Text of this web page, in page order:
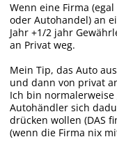
Wenn eine Firma
oder Autohandel) an
Jahr +1/2 jahr
an Privat weg.
Mein Tip, das Auto
und dann von privat
Ich bin
Autohändler sich
drücken wollen (DAS
(wenn die Firma nix